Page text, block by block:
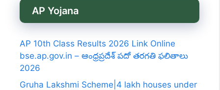
AP Yojana
AP 10th Class Results 2026 Link Online
bse.ap.gov.in – ఆంధ్రప్రదేశ్ పదో తరగతి ఫలితాలు
2026
Gruha Lakshmi Scheme|4 lakh houses under